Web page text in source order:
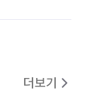
더보기